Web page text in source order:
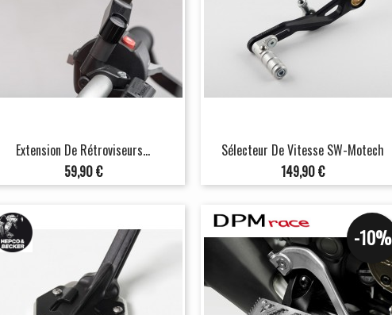
Extension De Rétroviseurs...
Prix
59,90 €
Sélecteur De Vitesse SW-Motech
Prix
149,90 €
-10%